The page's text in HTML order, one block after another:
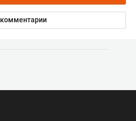
комментарии